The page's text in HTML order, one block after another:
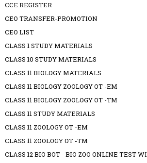
CCE REGISTER
CEO TRANSFER-PROMOTION
CEO LIST
CLASS 1 STUDY MATERIALS
CLASS 10 STUDY MATERIALS
CLASS 11 BIOLOGY MATERIALS
CLASS 11 BIOLOGY ZOOLOGY OT -EM
CLASS 11 BIOLOGY ZOOLOGY OT -TM
CLASS 11 STUDY MATERIALS
CLASS 11 ZOOLOGY OT -EM
CLASS 11 ZOOLOGY OT -TM
CLASS 12 BIO BOT - BIO ZOO ONLINE TEST